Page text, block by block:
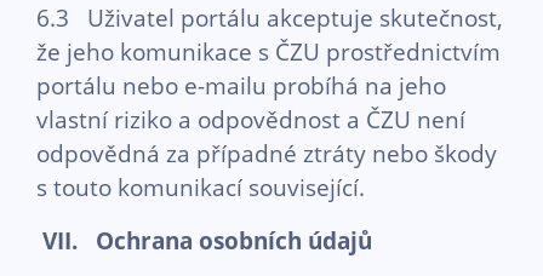
6.3 Uživatel portálu akceptuje skutečnost,
že jeho komunikace s ČZU prostřednictvím
portálu nebo e-mailu probíhá na jeho
vlastní riziko a odpovědnost a ČZU není
odpovědná za případné ztráty nebo škody
s touto komunikací související.
VII. Ochrana osobních údajů